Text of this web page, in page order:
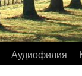
Аудиофилия